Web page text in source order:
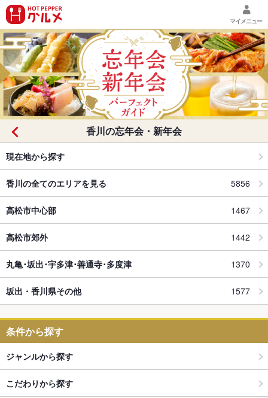
マイメニュー
香川の忘年会・新年会
現在地から探す
香川の全てのエリアを見る 5856
高松市中心部 1467
高松市郊外 1442
丸亀･坂出･宇多津･善通寺･多度津 1370
坂出・香川県その他 1577
条件から探す
ジャンルから探す
こだわりから探す